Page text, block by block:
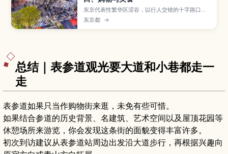
东京代表性繁华区涩谷，以行人交错的十字路口、
忠犬八公像、涩谷109及MIYASHITA PARK等地标
闻名。本文整理涩谷站周边的主要景点、购物中心
东京都 →
总结｜表参道观光要大道和小巷都走一
走
表参道如果只当作购物街来逛，未免有些可惜。
如果结合参道的历史背景、名建筑、艺术空间以及屋顶花园等
休憩场所来游览，你会发现这条街的面貌变得丰富许多。
初次到访建议从表参道站周边出发沿大道步行，再根据兴趣向